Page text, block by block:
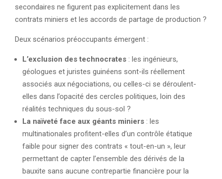
secondaires ne figurent pas explicitement dans les
contrats miniers et les accords de partage de production ?
Deux scénarios préoccupants émergent :
L’exclusion des technocrates : les ingénieurs,
géologues et juristes guinéens sont-ils réellement
associés aux négociations, ou celles-ci se déroulent-
elles dans l’opacité des cercles politiques, loin des
réalités techniques du sous-sol ?
La naïveté face aux géants miniers : les
multinationales profitent-elles d’un contrôle étatique
faible pour signer des contrats « tout-en-un », leur
permettant de capter l’ensemble des dérivés de la
bauxite sans aucune contrepartie financière pour la